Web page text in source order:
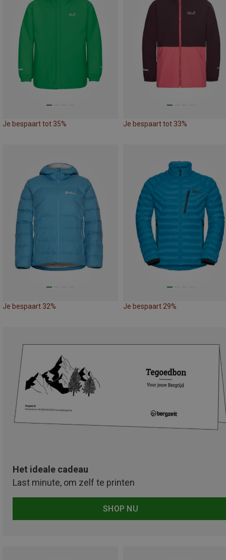
Je bespaart tot 35% Je bespaart tot 33%
Je bespaart 32% Je bespaart 29%
Het ideale cadeau
Last minute, om zelf te printen
SHOP NU